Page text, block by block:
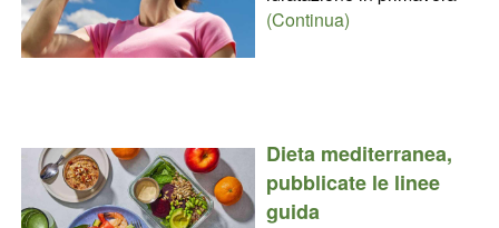
(Continua)
Dieta mediterranea,
pubblicate le linee
guida